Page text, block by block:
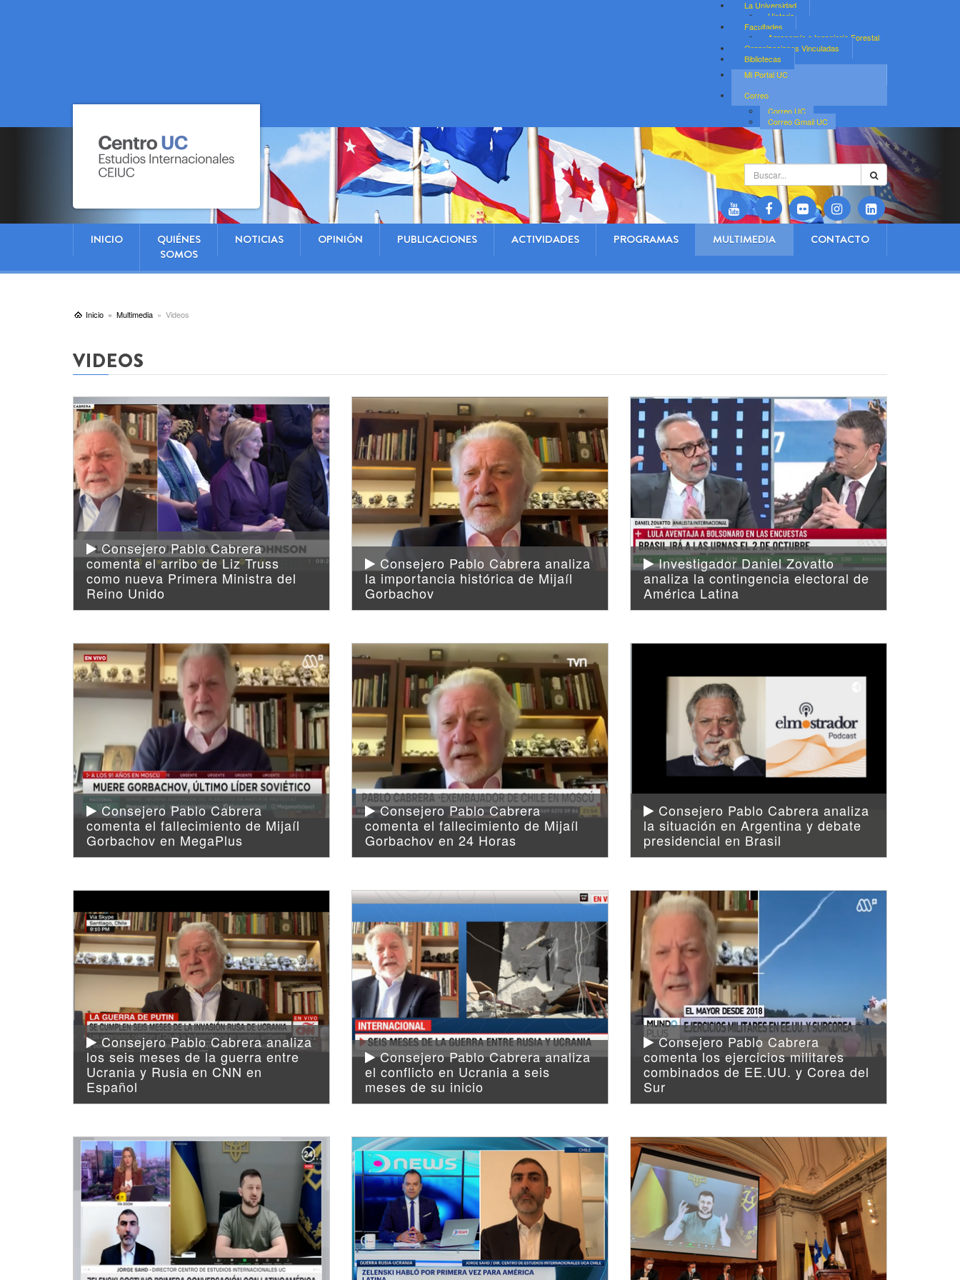
La Universidad
Historia
Facultades
Agronomía e Ingeniería Forestal
Organizaciones Vinculadas
Bibliotecas
Mi Portal UC
Correo
Correo UC
Correo Gmail UC
Buscar...
INICIO
QUIÉNES
SOMOS
NOTICIAS OPINIÓN PUBLICACIONES ACTIVIDADES PROGRAMAS MULTIMEDIA CONTACTO
Inicio Multimedia Videos
VIDEOS
Consejero Pablo Cabrera
comenta el arribo de Liz Truss
como nueva Primera Ministra del
Reino Unido
Consejero Pablo Cabrera analiza
la importancia histórica de Mijaíl
Gorbachov
Investigador Daniel Zovatto
analiza la contingencia electoral de
América Latina
Consejero Pablo Cabrera
comenta el fallecimiento de Mijaíl
Gorbachov en MegaPlus
Consejero Pablo Cabrera
comenta el fallecimiento de Mijaíl
Gorbachov en 24 Horas
Consejero Pablo Cabrera analiza
la situación en Argentina y debate
presidencial en Brasil
Consejero Pablo Cabrera analiza
los seis meses de la guerra entre
Ucrania y Rusia en CNN en
Español
Consejero Pablo Cabrera analiza
el conflicto en Ucrania a seis
meses de su inicio
Consejero Pablo Cabrera
comenta los ejercicios militares
combinados de EE.UU. y Corea del
Sur